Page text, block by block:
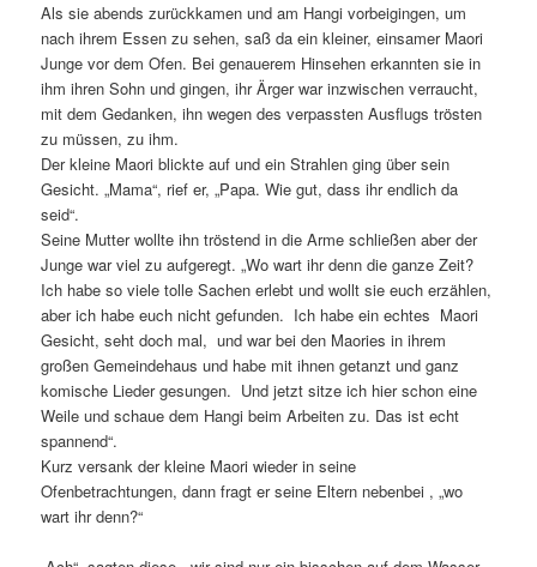
Als sie abends zurückkamen und am Hangi vorbeigingen, um
nach ihrem Essen zu sehen, saß da ein kleiner, einsamer Maori
Junge vor dem Ofen. Bei genauerem Hinsehen erkannten sie in
ihm ihren Sohn und gingen, ihr Ärger war inzwischen verraucht,
mit dem Gedanken, ihn wegen des verpassten Ausflugs trösten
zu müssen, zu ihm.
Der kleine Maori blickte auf und ein Strahlen ging über sein
Gesicht. „Mama“, rief er, „Papa. Wie gut, dass ihr endlich da
seid“.
Seine Mutter wollte ihn tröstend in die Arme schließen aber der
Junge war viel zu aufgeregt. „Wo wart ihr denn die ganze Zeit?
Ich habe so viele tolle Sachen erlebt und wollt sie euch erzählen,
aber ich habe euch nicht gefunden. Ich habe ein echtes Maori
Gesicht, seht doch mal, und war bei den Maories in ihrem
großen Gemeindehaus und habe mit ihnen getanzt und ganz
komische Lieder gesungen. Und jetzt sitze ich hier schon eine
Weile und schaue dem Hangi beim Arbeiten zu. Das ist echt
spannend“.
Kurz versank der kleine Maori wieder in seine
Ofenbetrachtungen, dann fragt er seine Eltern nebenbei , „wo
wart ihr denn?“